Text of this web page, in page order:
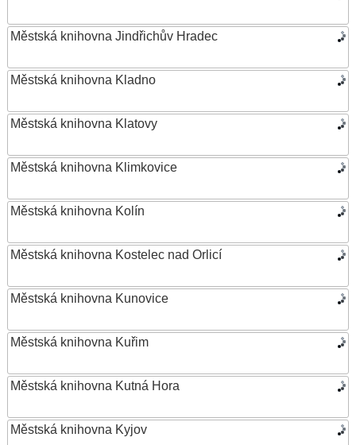
Městská knihovna Jindřichův Hradec
Městská knihovna Kladno
Městská knihovna Klatovy
Městská knihovna Klimkovice
Městská knihovna Kolín
Městská knihovna Kostelec nad Orlicí
Městská knihovna Kunovice
Městská knihovna Kuřim
Městská knihovna Kutná Hora
Městská knihovna Kyjov